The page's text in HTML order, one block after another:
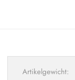
Artikelgewicht: